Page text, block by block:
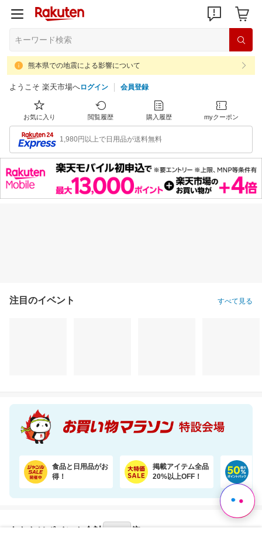
熊本県での地震による影響について
ようこそ 楽天市場へログイン 会員登録
お気に入り 閲覧履歴 購入履歴 myクーポン
1,980円以上で日用品が送料無料
注目のイベント すべて見る
食品と日用品がお
得！
掲載アイテム全品
20%以上OFF！
あなたはポイント 合計 倍